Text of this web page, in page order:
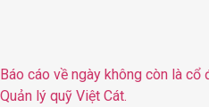
Báo cáo về ngày không còn là
Quản lý quỹ Việt Cát.